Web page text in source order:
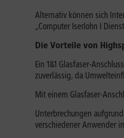
Alternativ können sich
„Computer Iserlohn I
Die Vorteile von
Ein 1&1 Glasfaser-
zuverlässig, da
Mit einem Glasfaser-
Unterbrechungen
verschiedener Anwender